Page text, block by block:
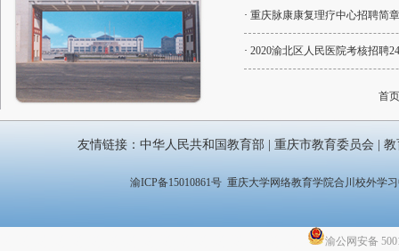
· 重庆脉康康复理疗中心招聘简章
· 2020渝北区人民医院考核招聘
首页
友情链接：中华人民共和国教育部 |重庆市教育委员会 |教
渝ICP备15010861号 重庆大学网络教育学院合川校外学习
渝公网安备